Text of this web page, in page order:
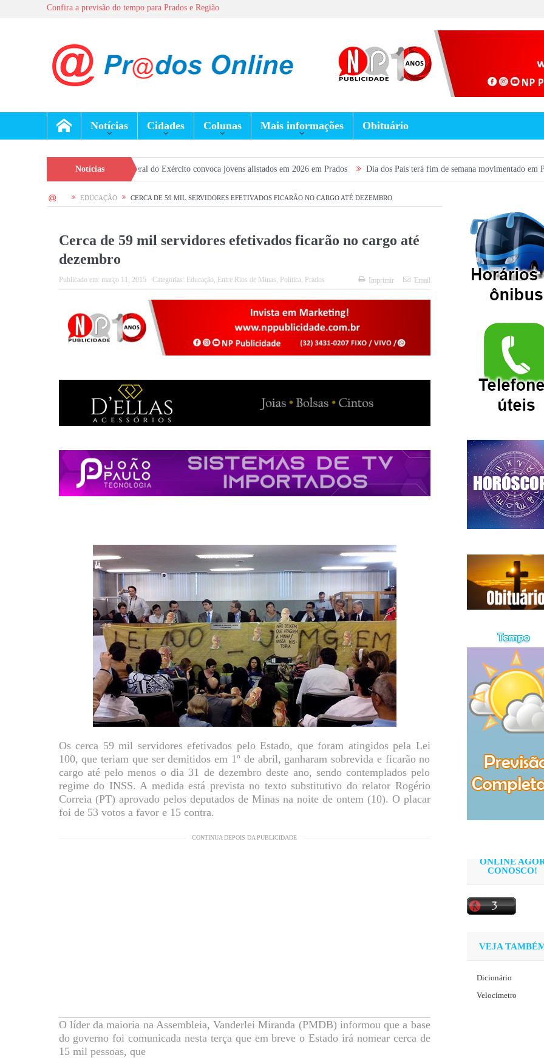
Confira a previsão do tempo para Prados e Região
Notícias Cidades Colunas Mais informações Obituário
Notícias
Seleção Geral do Exército convoca jovens alistados em 2026 em Prados Dia dos Pais terá fim de semana movimentado em Prados, com
HOME EDUCAÇÃO CERCA DE 59 MIL SERVIDORES EFETIVADOS FICARÃO NO CARGO ATÉ DEZEMBRO
Cerca de 59 mil servidores efetivados ficarão no cargo até
dezembro
Publicado em: março 11, 2015 Categorias: Educação, Entre Rios de Minas, Política, Prados Imprimir Email
Os cerca 59 mil servidores efetivados pelo Estado, que foram atingidos pela Lei
100, que teriam que ser demitidos em 1º de abril, ganharam sobrevida e ficarão no
cargo até pelo menos o dia 31 de dezembro deste ano, sendo contemplados pelo
regime do INSS. A medida está prevista no texto substitutivo do relator Rogério
Correia (PT) aprovado pelos deputados de Minas na noite de ontem (10). O placar
foi de 53 votos a favor e 15 contra.
CONTINUA DEPOIS DA PUBLICIDADE
O líder da maioria na Assembleia, Vanderlei Miranda (PMDB) informou que a base
do governo foi comunicada nesta terça que em breve o Estado irá nomear cerca de
15 mil pessoas, que
ONLINE
CONOSCO!
VEJA
Dicionário
Velocímetro